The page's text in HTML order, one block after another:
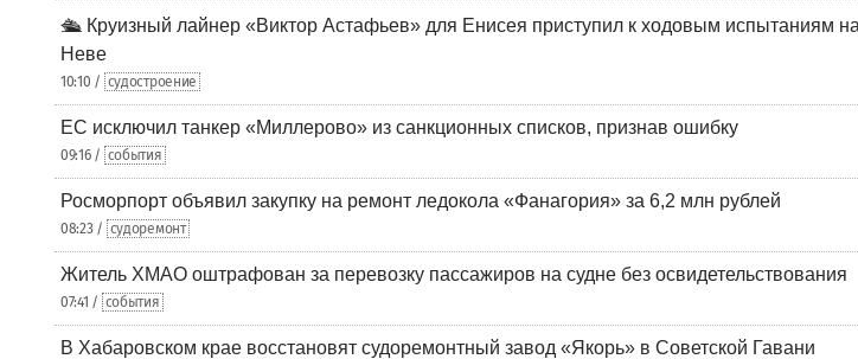
🛳️ Круизный лайнер «Виктор Астафьев» для Енисея приступил к ходовым испытаниям на
Неве
10:10 / судостроение
ЕС исключил танкер «Миллерово» из санкционных списков, признав ошибку
09:16 / события
Росморпорт объявил закупку на ремонт ледокола «Фанагория» за 6,2 млн рублей
08:23 / судоремонт
Житель ХМАО оштрафован за перевозку пассажиров на судне без освидетельствования
07:41 / события
В Хабаровском крае восстановят судоремонтный завод «Якорь» в Советской Гавани